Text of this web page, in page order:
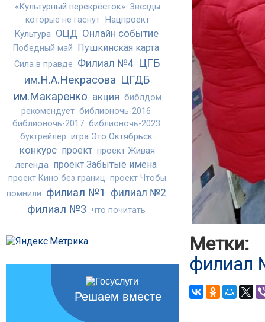
«Культурный перекрёсток» Звезды
которые не гаснут Нацпроект
Культура ОЦД Онлайн событие
Победный май Пушкинская карта
Сила в правде Филиал №4 ЦГБ
им.Н.А.Некрасова ЦГДБ
им.Макаренко акция библдом
рекомендует библионочь-2016
библионочь-2017 библионочь-2023
буктрейлер игра Это Октябрьск
конкурс проект проект Живая
легенда проект Забытые имена
проект Кино без границ проект Чтобы
помнили филиал №1 филиал №2
филиал №3 что почитать
Решаем вместе
Метки:
филиал